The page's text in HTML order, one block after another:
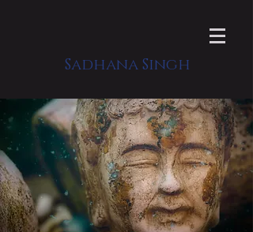
Sadhana Singh